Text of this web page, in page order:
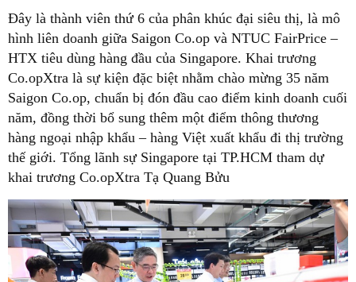
Đây là thành viên thứ 6 của phân khúc đại siêu thị, là mô
hình liên doanh giữa Saigon Co.op và NTUC FairPrice –
HTX tiêu dùng hàng đầu của Singapore. Khai trương
Co.opXtra là sự kiện đặc biệt nhằm chào mừng 35 năm
Saigon Co.op, chuẩn bị đón đầu cao điểm kinh doanh cuối
năm, đồng thời bổ sung thêm một điểm thông thương
hàng ngoại nhập khẩu – hàng Việt xuất khẩu đi thị trường
thế giới. Tổng lãnh sự Singapore tại TP.HCM tham dự
khai trương Co.opXtra Tạ Quang Bửu